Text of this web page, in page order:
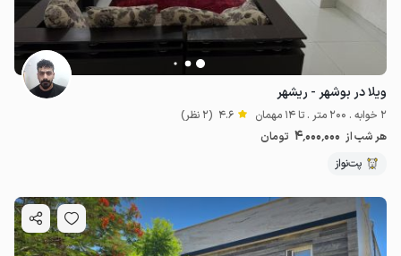
ویلا در بوشهر - ریشهر
2 خوابه . 200 متر . تا 14 مهمان 4.6 (2 نظر)
هر شب از 4٬000٬000 تومان
پت‌نواز